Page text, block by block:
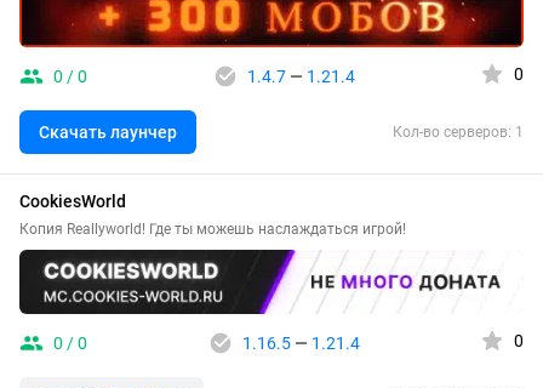
0 / 0 1.4.7— 1.21.4 0
Скачать лаунчер Кол-во серверов: 1
CookiesWorld
Копия Reallyworld! Где ты можешь наслаждаться игрой!
0 / 0 1.16.5— 1.21.4 0